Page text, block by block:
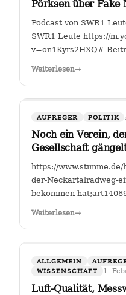
Pörksen über Fake
Podcast von SWR1
SWR1 Leute https://
v=on1Kyrs2HXQ#
Weiterlesen→
AUFREGER POLITIK
Noch ein Verein,
Gesellschaft
https://www.stimme.de/
der-Neckartalradweg-
bekommen-
Weiterlesen→
ALLGEMEIN
WISSENSCHAFT
1.
Luft-Qualität,